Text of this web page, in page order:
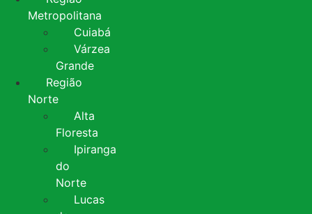
Metropolitana
Cuiabá
Várzea
Grande
Região
Norte
Alta
Floresta
Ipiranga
do
Norte
Lucas